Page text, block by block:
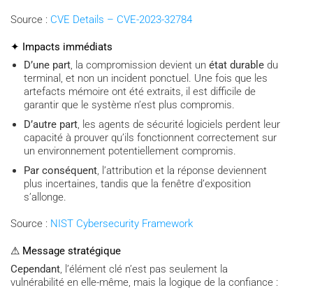
Source : CVE Details – CVE-2023-32784
✦ Impacts immédiats
D’une part, la compromission devient unétat durable du
terminal, et non un incident ponctuel. Une fois que les
artefacts mémoire ont été extraits, il est difficile de
garantir que le système n’est plus compromis.
D’autre part, les agents de sécurité logiciels perdent leur
capacité à prouver qu’ils fonctionnent correctement sur
un environnement potentiellement compromis.
Par conséquent, l’attribution et la réponse deviennent
plus incertaines, tandis que la fenêtre d’exposition
s’allonge.
Source : NIST Cybersecurity Framework
⚠ Message stratégique
Cependant, l’élément clé n’est pas seulement la
vulnérabilité en elle-même, mais la logique de la confiance :